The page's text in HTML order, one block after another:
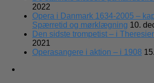
2022
Opera i Danmark 1634-2005 –
Spærretid og mørklægning 10.
Den sidste trompetist – i
2021
Operasangere i aktion – i 1908